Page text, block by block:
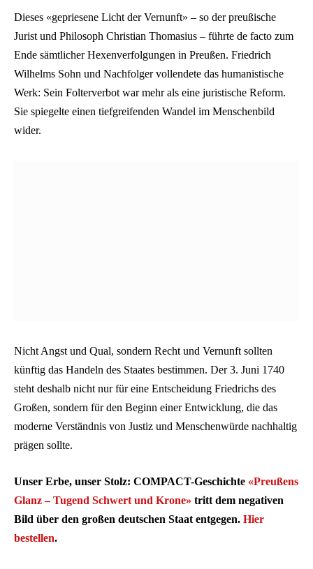
Dieses «gepriesene Licht der Vernunft» – so der preußische
Jurist und Philosoph Christian Thomasius – führte de facto zum
Ende sämtlicher Hexenverfolgungen in Preußen. Friedrich
Wilhelms Sohn und Nachfolger vollendete das humanistische
Werk: Sein Folterverbot war mehr als eine juristische Reform.
Sie spiegelte einen tiefgreifenden Wandel im Menschenbild
wider.
Nicht Angst und Qual, sondern Recht und Vernunft sollten
künftig das Handeln des Staates bestimmen. Der 3. Juni 1740
steht deshalb nicht nur für eine Entscheidung Friedrichs des
Großen, sondern für den Beginn einer Entwicklung, die das
moderne Verständnis von Justiz und Menschenwürde nachhaltig
prägen sollte.
Unser Erbe, unser Stolz: COMPACT-Geschichte «Preußens
Glanz – Tugend Schwert und Krone» tritt dem negativen
Bild über den großen deutschen Staat entgegen. Hier
bestellen.